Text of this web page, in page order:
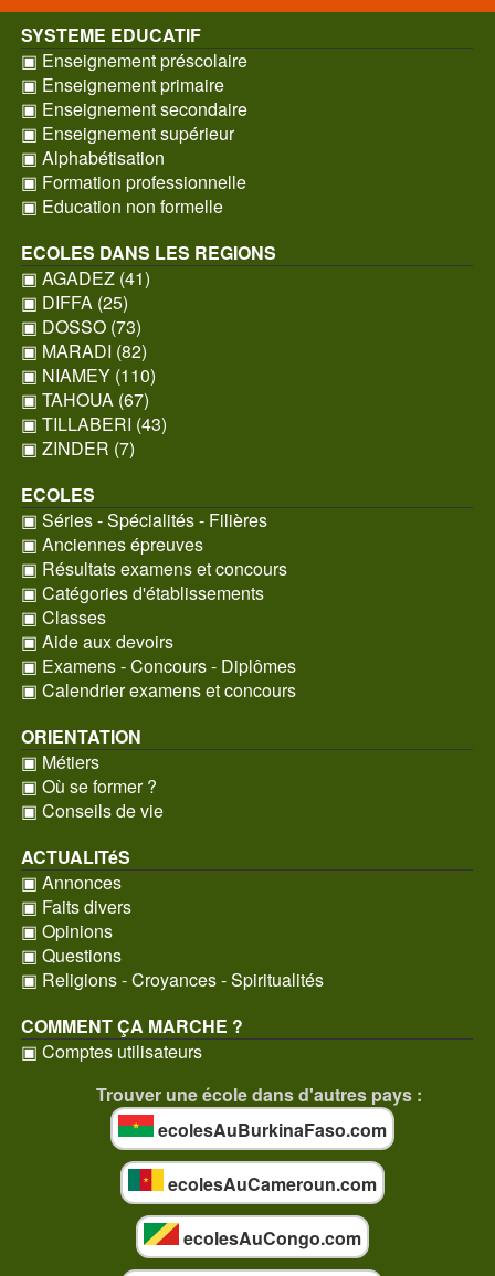
SYSTEME EDUCATIF
▣ Enseignement préscolaire
▣ Enseignement primaire
▣ Enseignement secondaire
▣ Enseignement supérieur
▣ Alphabétisation
▣ Formation professionnelle
▣ Education non formelle
ECOLES DANS LES REGIONS
▣ AGADEZ (41)
▣ DIFFA (25)
▣ DOSSO (73)
▣ MARADI (82)
▣ NIAMEY (110)
▣ TAHOUA (67)
▣ TILLABERI (43)
▣ ZINDER (7)
ECOLES
▣ Séries - Spécialités - Filières
▣ Anciennes épreuves
▣ Résultats examens et concours
▣ Catégories d'établissements
▣ Classes
▣ Aide aux devoirs
▣ Examens - Concours - Diplômes
▣ Calendrier examens et concours
ORIENTATION
▣ Métiers
▣ Où se former ?
▣ Conseils de vie
ACTUALITéS
▣ Annonces
▣ Faits divers
▣ Opinions
▣ Questions
▣ Religions - Croyances - Spiritualités
COMMENT ÇA MARCHE ?
▣ Comptes utilisateurs
Trouver une école dans d'autres pays :
ecolesAuBurkinaFaso.com
ecolesAuCameroun.com
ecolesAuCongo.com